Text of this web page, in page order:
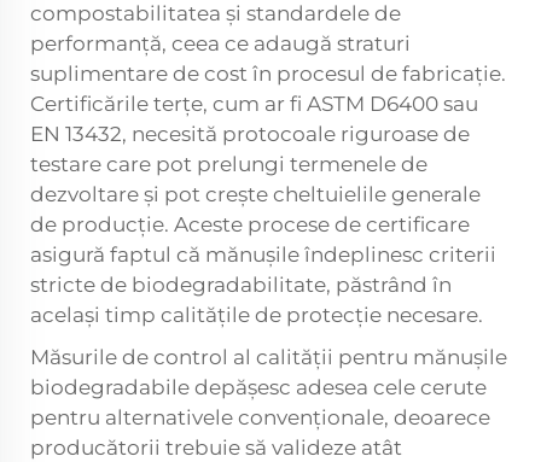
compostabilitatea și standardele de
performanță, ceea ce adaugă straturi
suplimentare de cost în procesul de fabricație.
Certificările terțe, cum ar fi ASTM D6400 sau
EN 13432, necesită protocoale riguroase de
testare care pot prelungi termenele de
dezvoltare și pot crește cheltuielile generale
de producție. Aceste procese de certificare
asigură faptul că mănușile îndeplinesc criterii
stricte de biodegradabilitate, păstrând în
același timp calitățile de protecție necesare.
Măsurile de control al calității pentru mănușile
biodegradabile depășesc adesea cele cerute
pentru alternativele convenționale, deoarece
producătorii trebuie să valideze atât